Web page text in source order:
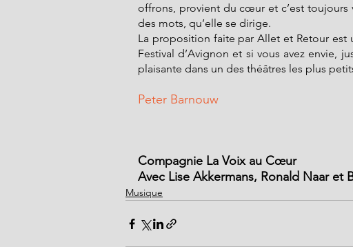
offrons, provient du cœur et c’est
des mots, qu’elle se dirige.
La proposition faite par Allet et Retour est
Festival d’Avignon et si vous avez envie,
plaisante dans un des théâtres les plus
Peter Barnouw
Compagnie La Voix au Cœur
Avec Lise Akkermans, Ronald Naar et
Musique